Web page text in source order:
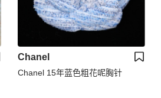
Chanel
Chanel 15年蓝色粗花呢胸针